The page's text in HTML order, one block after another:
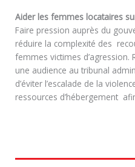
Aider les femmes locataires
Faire pression auprès du
réduire la complexité des
femmes victimes
une audience au tribunal
d’éviter l’escalade de la
ressources d’hébergement